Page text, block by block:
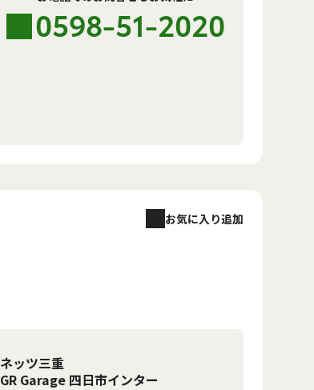
0598-51-2020
お気に入り追加
ネッツ三重
GR Garage 四日市インター